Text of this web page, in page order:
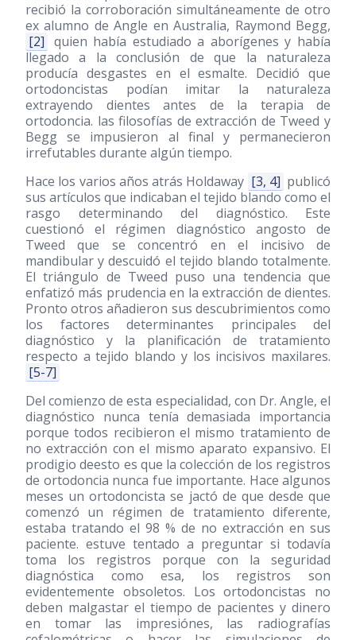
recibió la corroboración simultáneamente de otro
ex alumno de Angle en Australia, Raymond Begg,
[2] quien había estudiado a aborígenes y había
llegado a la conclusión de que la naturaleza
producía desgastes en el esmalte. Decidió que
ortodoncistas podían imitar la naturaleza
extrayendo dientes antes de la terapia de
ortodoncia. las filosofías de extracción de Tweed y
Begg se impusieron al final y permanecieron
irrefutables durante algún tiempo.
Hace los varios años atrás Holdaway [3, 4] publicó
sus artículos que indicaban el tejido blando como el
rasgo determinando del diagnóstico. Este
cuestionó el régimen diagnóstico angosto de
Tweed que se concentró en el incisivo de
mandibular y descuidó el tejido blando totalmente.
El triángulo de Tweed puso una tendencia que
enfatizó más prudencia en la extracción de dientes.
Pronto otros añadieron sus descubrimientos como
los factores determinantes principales del
diagnóstico y la planificación de tratamiento
respecto a tejido blando y los incisivos maxilares.
[5-7]
Del comienzo de esta especialidad, con Dr. Angle, el
diagnóstico nunca tenía demasiada importancia
porque todos recibieron el mismo tratamiento de
no extracción con el mismo aparato expansivo. El
prodigio deesto es que la colección de los registros
de ortodoncia nunca fue importante. Hace algunos
meses un ortodoncista se jactó de que desde que
comenzó un régimen de tratamiento diferente,
estaba tratando el 98 % de no extracción en sus
paciente. estuve tentado a preguntar si todavía
toma los registros porque con la seguridad
diagnóstica como esa, los registros son
evidentemente obsoletos. Los ortodoncistas no
deben malgastar el tiempo de pacientes y dinero
en tomar las impresiónes, las radiografías